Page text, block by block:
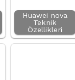
Huawei nova
Teknik
Özellikleri